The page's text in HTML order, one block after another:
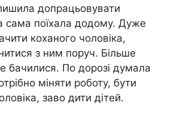
допрацьовувати
сама поїхала додому. Дуже
коханого чоловіка,
з ним поруч. Більше
бачилися. По дорозі думала
міняти роботу, бути
заво дити дітей.